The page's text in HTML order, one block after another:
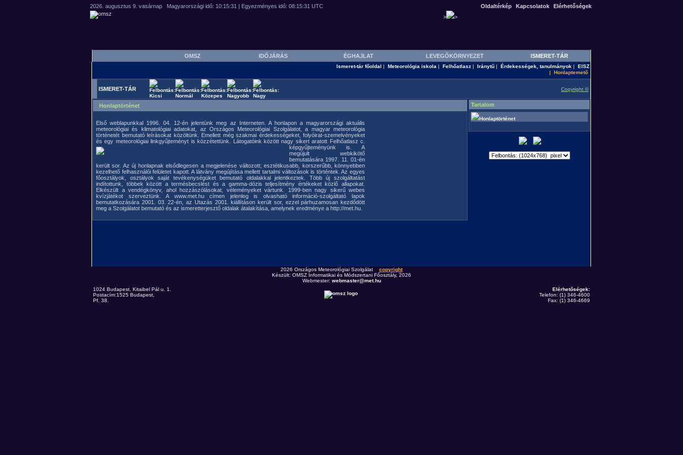
Elérhetőségek
Kapcsolatok
Oldaltérkép
>
>
OMSZ IDŐJÁRÁS ÉGHAJLAT LEVEGŐKÖRNYEZET ISMERET-TÁR
Ismeret-tár főoldal Meteorológia iskola Felhőatlasz Iránytű Érdekességek, tanulmányok EISZ
Honlaptemető
ISMERET-TÁR Copyright ©
Honlaptörténet
Első weblapunkkal 1996. 04. 12-én jelentünk meg az Interneten. A honlapon a magyarországi aktuális
meteorológiai és klimatológiai adatokat, az Országos Meteorológiai Szolgálatot, a magyar meteorológia
történetét bemutató leírásokat közöltünk. Emellett még szakmai érdekességeket, folyóirat-szemelvényeket
és egy meteorológiai linkgyűjteményt is közzétettünk. Látogatóink között nagy sikert aratott Felhőatlasz c.
képgyűjteményünk is. A
megújult webkikötő
bemutatására 1997. 11. 01-én
került sor. Az új honlapnak elsődlegesen a megjelenése változott; esztétikusabb, korszerűbb, könnyebben
kezelhető felhasználói felületet kapott. A látvány megújítása mellett tartalmi változások is történtek. Az egyes
főosztályok, osztályok saját tevékenységüket bemutató oldalakkal jelentkeztek. Több új szolgáltatást
indítottunk, többek között a termésbecslést és a gamma-dózis teljesítmény értékeket közlő allapokat.
Elkészült a vendégkönyv, ahol hozzászólásokat, véleményeket vártunk. 1999-ben nagy sikerű webes
kvízjátékot szerveztünk. A www.met.hu címen jelenleg is olvasható információ-szolgáltató lapok
bemutatkozására 2001. 03. 22-én, az Utazás 2001. kiállításon került sor, ezzel párhuzamosan kezdődött
meg a Szolgálatot bemutató és az ismeretterjesztő oldalak átalakítása, amelynek eredménye a http://met.hu.
Tartalom
Honlaptörténet
2026 Országos Meteorológiai Szolgálat copyright
Készült: OMSZ Informatikai és Módszertani Főosztály, 2026
Webmester: webmaster@met.hu
1024 Budapest, Kitaibel Pál u. 1.
Postacím:1525 Budapest,
Pf. 38.
Elérhetőségek:
Telefon: (1) 346-4600
Fax: (1) 346-4669